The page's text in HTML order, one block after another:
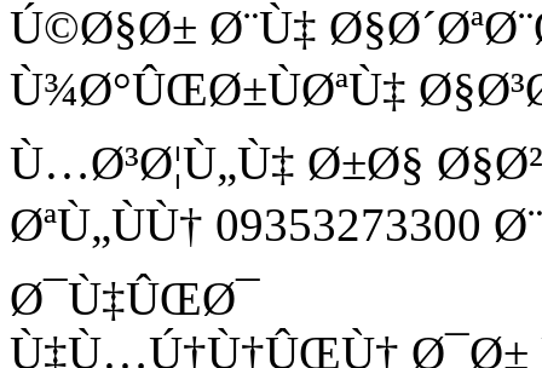
Ú©Ø§Ø± Ø¨Ù‡
Ù¾Ø°ÛŒØ±ÙØªÙ‡
Ù…Ø³Ø¦Ù„Ù‡ Ø±Ø§
ØªÙ„ÙÙ†
Ø¯Ù‡ÛŒØ¯
Ù‡Ù…Ú†Ù†ÛŒÙ† Ø¯Ø±